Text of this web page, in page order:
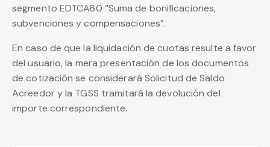
segmento EDTCA60 “Suma de bonificaciones,
subvenciones y compensaciones”.
En caso de que la liquidación de cuotas resulte a favor
del usuario, la mera presentación de los documentos
de cotización se considerará Solicitud de Saldo
Acreedor y la TGSS tramitará la devolución del
importe correspondiente.